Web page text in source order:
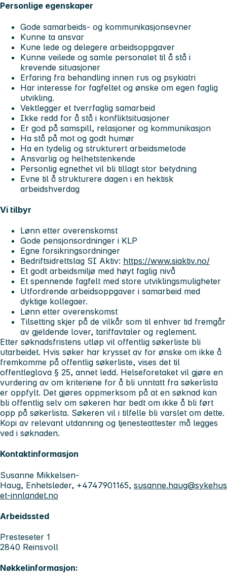
Personlige egenskaper
Gode samarbeids- og kommunikasjonsevner
Kunne ta ansvar
Kune lede og delegere arbeidsoppgaver
Kunne veilede og samle personalet til å stå i
krevende situasjoner
Erfaring fra behandling innen rus og psykiatri
Har interesse for fagfeltet og ønske om egen faglig
utvikling.
Vektlegger et tverrfaglig samarbeid
Ikke redd for å stå i konfliktsituasjoner
Er god på samspill, relasjoner og kommunikasjon
Ha stå på mot og godt humør
Ha en tydelig og strukturert arbeidsmetode
Ansvarlig og helhetstenkende
Personlig egnethet vil bli tillagt stor betydning
Evne til å strukturere dagen i en hektisk
arbeidshverdag
Vi tilbyr
Lønn etter overenskomst
Gode pensjonsordninger i KLP
Egne forsikringsordninger
Bedriftsidrettslag SI Aktiv: https://www.siaktiv.no/
Et godt arbeidsmiljø med høyt faglig nivå
Et spennende fagfelt med store utviklingsmuligheter
Utfordrende arbeidsoppgaver i samarbeid med
dyktige kollegaer.
Lønn etter overenskomst
Tilsetting skjer på de vilkår som til enhver tid fremgår
av gjeldende lover, tariffavtaler og reglement.
Etter søknadsfristens utløp vil offentlig søkerliste bli
utarbeidet. Hvis søker har krysset av for ønske om ikke å
fremkomme på offentlig søkerliste, vises det til
offentleglova § 25, annet ledd. Helseforetaket vil gjøre en
vurdering av om kriteriene for å bli unntatt fra søkerlista
er oppfylt. Det gjøres oppmerksom på at en søknad kan
bli offentlig selv om søkeren har bedt om ikke å bli ført
opp på søkerlista. Søkeren vil i tilfelle bli varslet om dette.
Kopi av relevant utdanning og tjenesteattester må legges
ved i søknaden.
Kontaktinformasjon
Susanne Mikkelsen-
Haug, Enhetsleder, +4747901165, susanne.haug@sykehus
et-innlandet.no
Arbeidssted
Presteseter 1
2840 Reinsvoll
Nøkkelinformasjon: